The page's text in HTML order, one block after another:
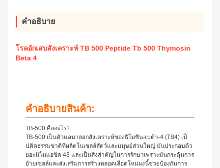
คําอธิบาย
โรคอักเสบสังเคราะห์ TB 500 Peptide Tb 500 Thymosin
Beta 4
คําอธิบายสินค้า:
TB-500 คืออะไร?
TB-500 เป็นตัวแอนาลอกสังเคราะห์ของธิโมซิน-เบต้า-4 (TB4) เป็
ปติดธรรมชาติที่ผลิตในเซลล์สัตว์และมนุษย์ส่วนใหญ่ มันประกอบด้ว
ยอะมิโนแอซิด 43 และเป็นสิ่งสําคัญในการรักษาเพราะมันกระตุ้นการ
ย้ายเซลล์และส่งเสริมการสร้างหลอดเลือดใหม่ผงนี้ช่วยป้องกันการ